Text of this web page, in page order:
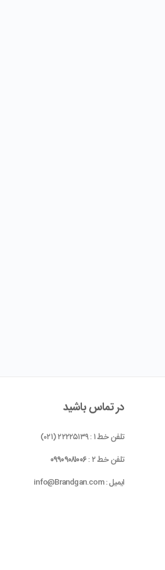
در تماس باشید
تلفن خط ۱ : ۲۲۲۲۵۱۳۹ (۰۲۱)
تلفن خط ۲ :
۰۹۹۰۹۰۸۱۰۰۶
ایمیل : info@Brandgan.com